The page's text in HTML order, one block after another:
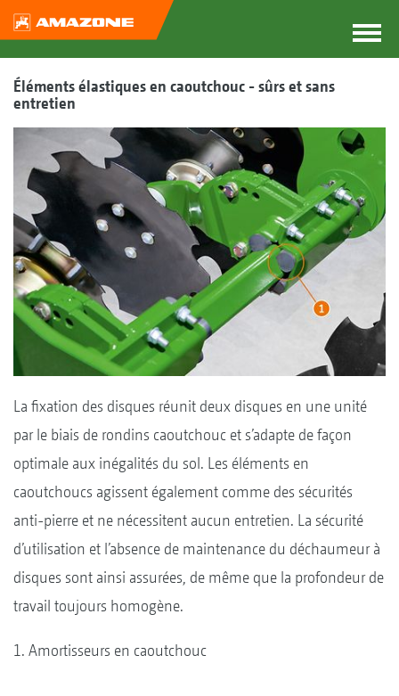
Éléments élastiques en caoutchouc - sûrs et sans
entretien
La fixation des disques réunit deux disques en une unité
par le biais de rondins caoutchouc et s’adapte de façon
optimale aux inégalités du sol. Les éléments en
caoutchoucs agissent également comme des sécurités
anti-pierre et ne nécessitent aucun entretien. La sécurité
d’utilisation et l’absence de maintenance du déchaumeur à
disques sont ainsi assurées, de même que la profondeur de
travail toujours homogène.
1. Amortisseurs en caoutchouc